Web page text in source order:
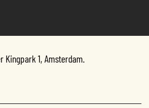
1, Amsterdam.